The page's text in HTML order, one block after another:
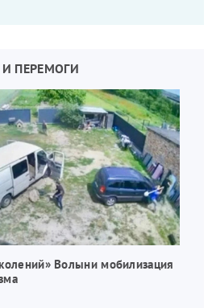
ПЕРЕМОГИ
Волыни мобилизация